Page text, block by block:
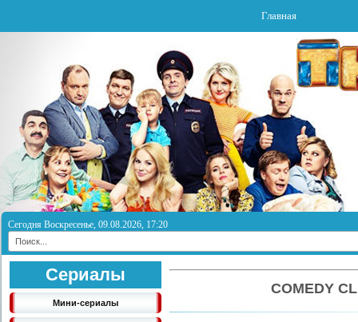
Главная
Сегодня Воскресенье, 09.08.2026, 17:20
Сериалы
Мини-сериалы
COMEDY